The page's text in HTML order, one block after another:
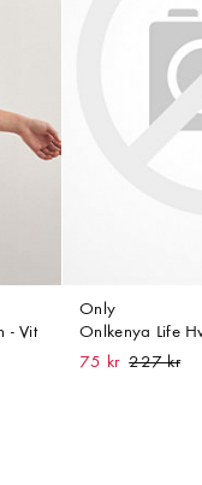
- Vit
Only
Onlkenya Life
75 kr